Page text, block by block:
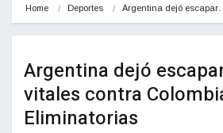
Home Deportes Argentina dejó escapar…
Argentina dejó
vitales contra
Eliminatorias